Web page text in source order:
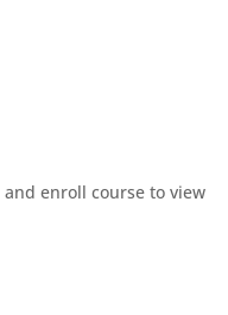
and enroll course to view